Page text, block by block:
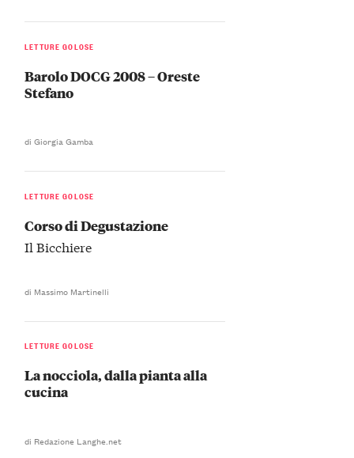
LETTURE GOLOSE
Barolo DOCG 2008 – Oreste
Stefano
di Giorgia Gamba
LETTURE GOLOSE
Corso di Degustazione
Il Bicchiere
di Massimo Martinelli
LETTURE GOLOSE
La nocciola, dalla pianta alla
cucina
di Redazione Langhe.net